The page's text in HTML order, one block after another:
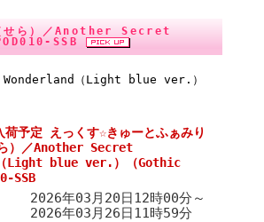
（せら）／Another Secret
SSB
Wonderland（Light blue ver.）
荷予定 えっくす☆きゅーとふぁみり
）／Another Secret
Light blue ver.）（Gothic
SSB
2026年03月20日12時00分～
2026年03月26日11時59分